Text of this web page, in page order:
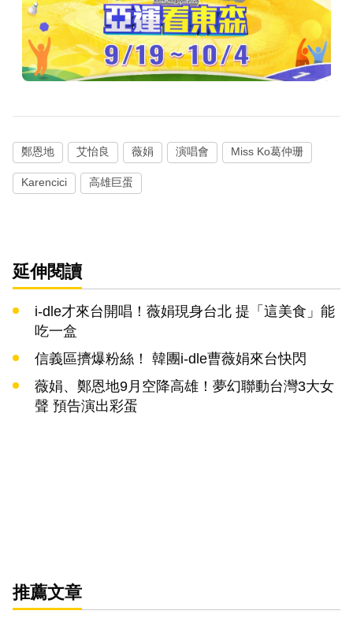
鄭恩地 艾怡良 薇娟 演唱會 Miss Ko葛仲珊
Karencici 高雄巨蛋
延伸閱讀
i-dle才來台開唱！薇娟現身台北 提「這美食」能
吃一盒
信義區擠爆粉絲！ 韓團i-dle曹薇娟來台快閃
薇娟、鄭恩地9月空降高雄！夢幻聯動台灣3大女
聲 預告演出彩蛋
推薦文章